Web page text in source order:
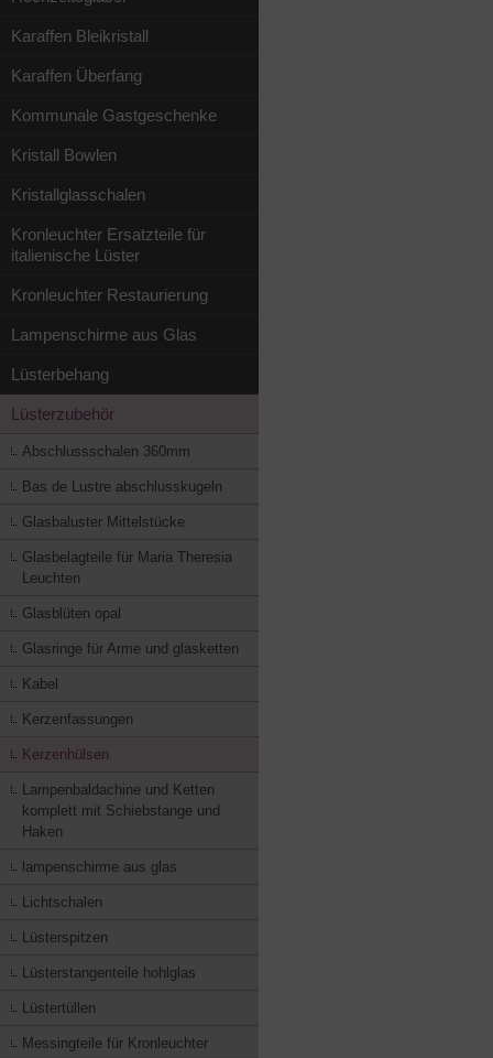
Karaffen Bleikristall
Karaffen Überfang
Kommunale Gastgeschenke
Kristall Bowlen
Kristallglasschalen
Kronleuchter Ersatzteile für
italienische Lüster
Kronleuchter Restaurierung
Lampenschirme aus Glas
Lüsterbehang
Lüsterzubehör
Abschlussschalen 360mm
Bas de Lustre abschlusskugeln
Glasbaluster Mittelstücke
Glasbelagteile für Maria Theresia
Leuchten
Glasblüten opal
Glasringe für Arme und glasketten
Kabel
Kerzenfassungen
Kerzenhülsen
Lampenbaldachine und Ketten
komplett mit Schiebstange und
Haken
lampenschirme aus glas
Lichtschalen
Lüsterspitzen
Lüsterstangenteile hohlglas
Lüstertüllen
Messingteile für Kronleuchter